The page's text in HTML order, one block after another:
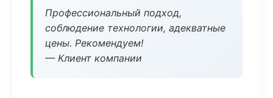
Профессиональный подход,
соблюдение технологии, адекватные
цены. Рекомендуем!
— Клиент компании